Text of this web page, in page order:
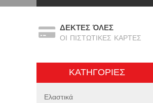
ΔΕΚΤΕΣ ΌΛΕΣ
ΟΙ ΠΙΣΤΩΤΙΚΕΣ ΚΑΡΤΕΣ
ΚΑΤΗΓΟΡΊΕΣ
Ελαστικά